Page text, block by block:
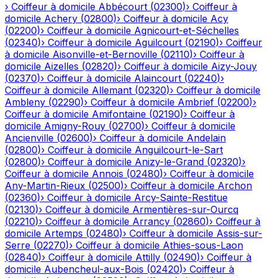
› Coiffeur à domicile Abbécourt (02300)› Coiffeur à
domicile Achery (02800)› Coiffeur à domicile Acy
(02200)› Coiffeur à domicile Agnicourt-et-Séchelles
(02340)› Coiffeur à domicile Aguilcourt (02190)› Coiffeur
à domicile Aisonville-et-Bernoville (02110)› Coiffeur à
domicile Aizelles (02820)› Coiffeur à domicile Aizy-Jouy
(02370)› Coiffeur à domicile Alaincourt (02240)›
Coiffeur à domicile Allemant (02320)› Coiffeur à domicile
Ambleny (02290)› Coiffeur à domicile Ambrief (02200)›
Coiffeur à domicile Amifontaine (02190)› Coiffeur à
domicile Amigny-Rouy (02700)› Coiffeur à domicile
Ancienville (02600)› Coiffeur à domicile Andelain
(02800)› Coiffeur à domicile Anguilcourt-le-Sart
(02800)› Coiffeur à domicile Anizy-le-Grand (02320)›
Coiffeur à domicile Annois (02480)› Coiffeur à domicile
Any-Martin-Rieux (02500)› Coiffeur à domicile Archon
(02360)› Coiffeur à domicile Arcy-Sainte-Restitue
(02130)› Coiffeur à domicile Armentières-sur-Ourcq
(02210)› Coiffeur à domicile Arrancy (02860)› Coiffeur à
domicile Artemps (02480)› Coiffeur à domicile Assis-sur-
Serre (02270)› Coiffeur à domicile Athies-sous-Laon
(02840)› Coiffeur à domicile Attilly (02490)› Coiffeur à
domicile Aubencheul-aux-Bois (02420)› Coiffeur à